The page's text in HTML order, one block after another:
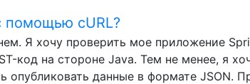
помощью cURL?
Я хочу проверить мое приложение
код на стороне Java. Тем не менее, я
данные в формате JSON.